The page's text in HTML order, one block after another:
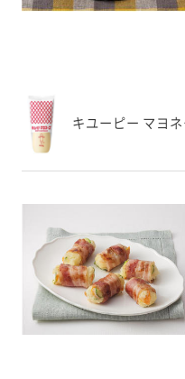
キユーピー マヨ